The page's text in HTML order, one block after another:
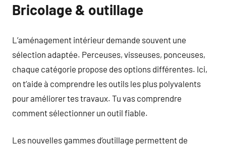
Bricolage & outillage
L’aménagement intérieur demande souvent une
sélection adaptée. Perceuses, visseuses, ponceuses,
chaque catégorie propose des options différentes. Ici,
on t’aide à comprendre les outils les plus polyvalents
pour améliorer tes travaux. Tu vas comprendre
comment sélectionner un outil fiable.
Les nouvelles gammes d’outillage permettent de